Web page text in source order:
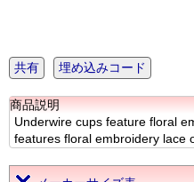
共有 埋め込みコード
商品説明
Underwire cups feature floral
features floral embroidery lace